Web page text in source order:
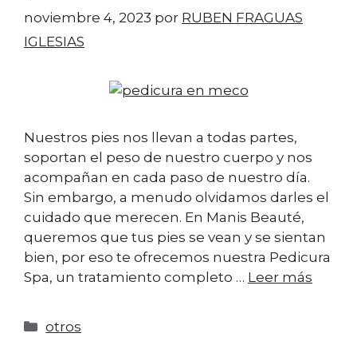
noviembre 4, 2023 por RUBEN FRAGUAS
IGLESIAS
Nuestros pies nos llevan a todas partes,
soportan el peso de nuestro cuerpo y nos
acompañan en cada paso de nuestro día.
Sin embargo, a menudo olvidamos darles el
cuidado que merecen. En Manis Beauté,
queremos que tus pies se vean y se sientan
bien, por eso te ofrecemos nuestra Pedicura
Spa, un tratamiento completo … Leer más
otros